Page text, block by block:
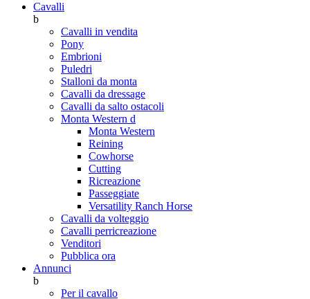
Cavalli
b
Cavalli in vendita
Pony
Embrioni
Puledri
Stalloni da monta
Cavalli da dressage
Cavalli da salto ostacoli
Monta Western d
Monta Western
Reining
Cowhorse
Cutting
Ricreazione
Passeggiate
Versatility Ranch Horse
Cavalli da volteggio
Cavalli perricreazione
Venditori
Pubblica ora
Annunci
b
Per il cavallo